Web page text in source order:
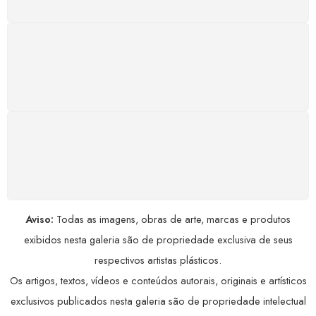
Aviso: Todas as imagens, obras de arte, marcas e produtos
exibidos nesta galeria são de propriedade exclusiva de seus
respectivos artistas plásticos.
Os artigos, textos, vídeos e conteúdos autorais, originais e artísticos
exclusivos publicados nesta galeria são de propriedade intelectual